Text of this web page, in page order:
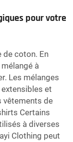
pour votre
de coton. En
à
Les mélanges
et
vêtements de
Certains
à diverses
Clothing peut